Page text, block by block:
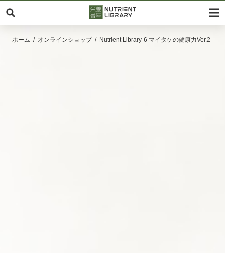
ホーム オンラインショップ Nutrient Library-6 マイタケの健康力Ver.2